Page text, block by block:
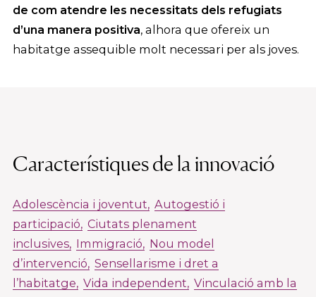
de com atendre les necessitats dels refugiats
d’una manera positiva, alhora que ofereix un
habitatge assequible molt necessari per als joves.
Característiques de la innovació
Adolescència i joventut Autogestió i
participació Ciutats plenament
inclusives Immigració Nou model
d’intervenció Sensellarisme i dret a
l’habitatge Vida independent Vinculació amb la